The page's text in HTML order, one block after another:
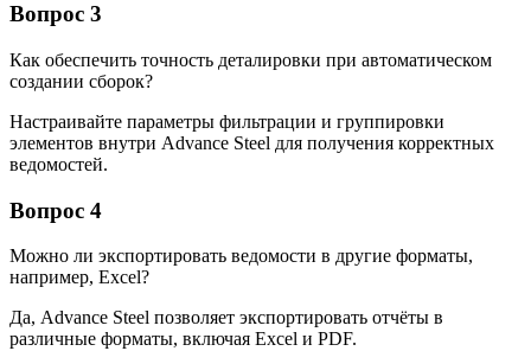
Вопрос 3
Как обеспечить точность деталировки при автоматическом
создании сборок?
Настраивайте параметры фильтрации и группировки
элементов внутри Advance Steel для получения корректных
ведомостей.
Вопрос 4
Можно ли экспортировать ведомости в другие форматы,
например, Excel?
Да, Advance Steel позволяет экспортировать отчёты в
различные форматы, включая Excel и PDF.